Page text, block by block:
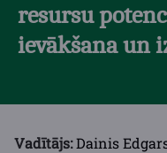
resursu
ievākšana un
Vadītājs:Dainis